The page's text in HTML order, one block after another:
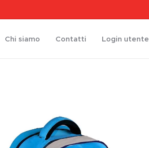
Chi siamo Contatti Login utente